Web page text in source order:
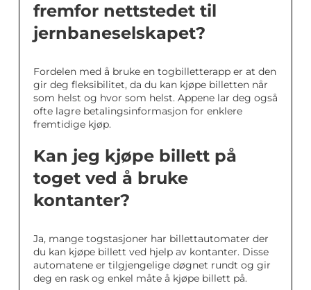
fremfor nettstedet til
jernbaneselskapet?
Fordelen med å bruke en togbilletterapp er at den
gir deg fleksibilitet, da du kan kjøpe billetten når
som helst og hvor som helst. Appene lar deg også
ofte lagre betalingsinformasjon for enklere
fremtidige kjøp.
Kan jeg kjøpe billett på
toget ved å bruke
kontanter?
Ja, mange togstasjoner har billettautomater der
du kan kjøpe billett ved hjelp av kontanter. Disse
automatene er tilgjengelige døgnet rundt og gir
deg en rask og enkel måte å kjøpe billett på.